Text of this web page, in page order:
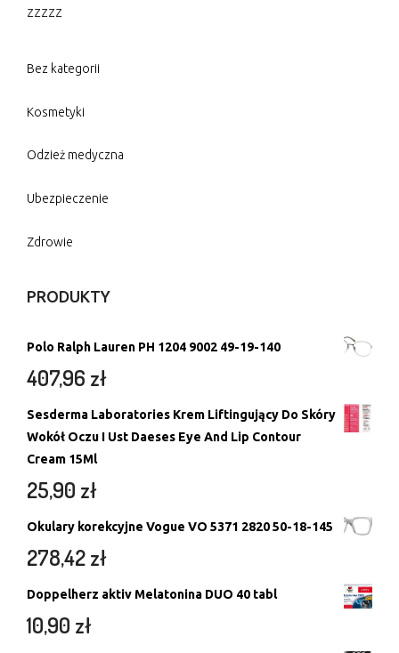
zzzzz
Bez kategorii
Kosmetyki
Odzież medyczna
Ubezpieczenie
Zdrowie
PRODUKTY
Polo Ralph Lauren PH 1204 9002 49-19-140
407,96 zł
Sesderma Laboratories Krem Liftingujący Do Skóry
Wokół Oczu I Ust Daeses Eye And Lip Contour
Cream 15Ml
25,90 zł
Okulary korekcyjne Vogue VO 5371 2820 50-18-145
278,42zł
Doppelherz aktiv Melatonina DUO 40 tabl
10,90 zł